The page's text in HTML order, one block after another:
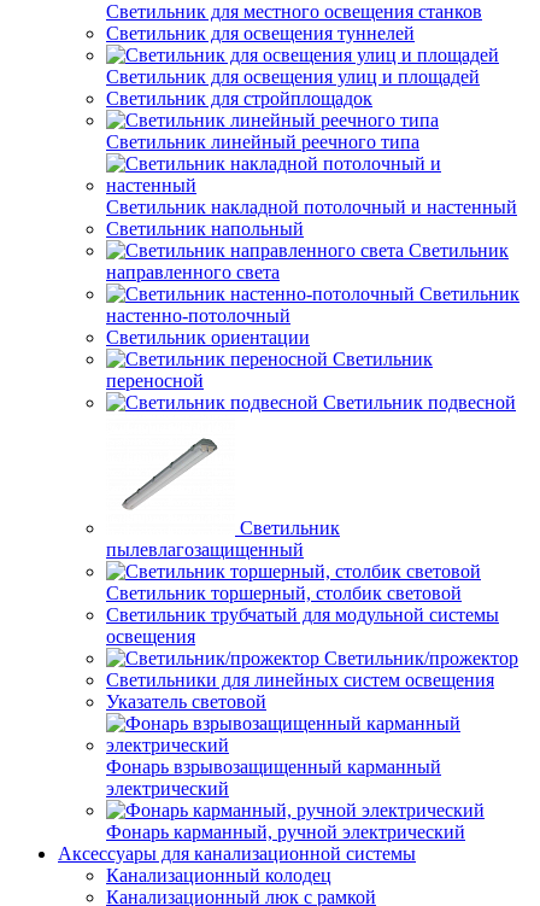
Светильник для местного освещения станков
Светильник для освещения туннелей
Светильник для освещения улиц и площадей
Светильник для стройплощадок
Светильник линейный реечного типа
Светильник накладной потолочный и настенный
Светильник напольный
Светильник
направленного света
Светильник
настенно-потолочный
Светильник ориентации
Светильник
переносной
Светильник подвесной
Светильник
пылевлагозащищенный
Светильник торшерный, столбик световой
Светильник трубчатый для модульной системы
освещения
Светильник/прожектор
Светильники для линейных систем освещения
Указатель световой
Фонарь взрывозащищенный карманный
электрический
Фонарь карманный, ручной электрический
Аксессуары для канализационной системы
Канализационный колодец
Канализационный люк с рамкой